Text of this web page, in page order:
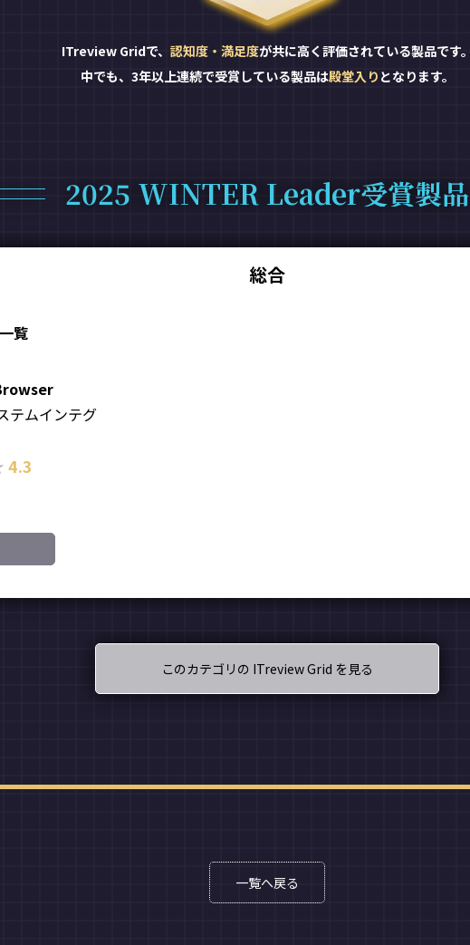
ITreview Gridで、 認知度・満足度が共に高く評価されている製品です
中でも、3年以上連続で受賞している製品は殿堂入り となります。
2025 WINTER Leader受賞製品
総合
覧
テムインテグ
4.3
このカテゴリの ITreview Grid を見る
一覧へ戻る